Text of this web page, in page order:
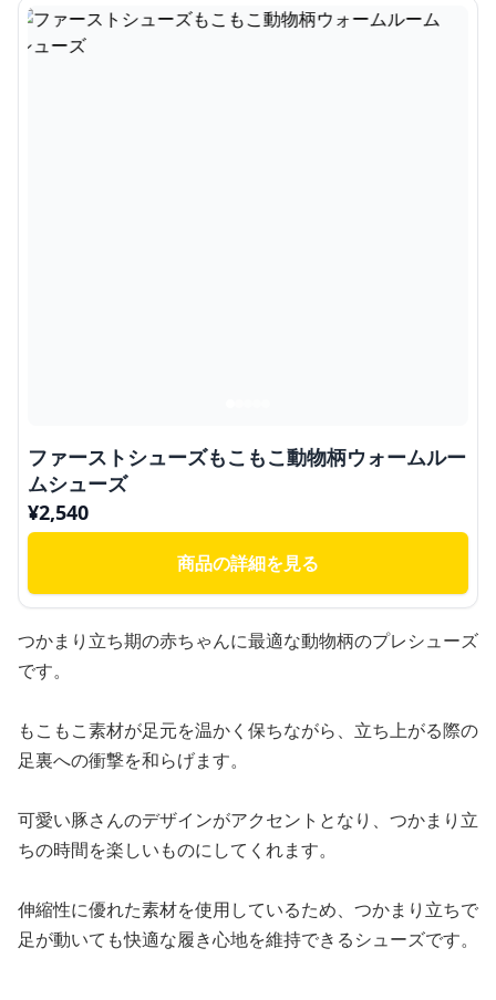
ファーストシューズもこもこ動物柄ウォームルー
ムシューズ
¥2,540
商品の詳細を見る
つかまり立ち期の赤ちゃんに最適な動物柄のプレシューズ
です。
もこもこ素材が足元を温かく保ちながら、立ち上がる際の
足裏への衝撃を和らげます。
可愛い豚さんのデザインがアクセントとなり、つかまり立
ちの時間を楽しいものにしてくれます。
伸縮性に優れた素材を使用しているため、つかまり立ちで
足が動いても快適な履き心地を維持できるシューズです。